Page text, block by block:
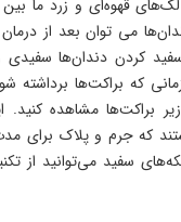
قهوه‌ای و زرد ما بین
می توان بعد از درمان
کردن دندان‌ها سفیدی
که براکت‌ها
براکت‌ها مشاهده کنید.
که جرم و پلاک برای
سفید می‌توانید از